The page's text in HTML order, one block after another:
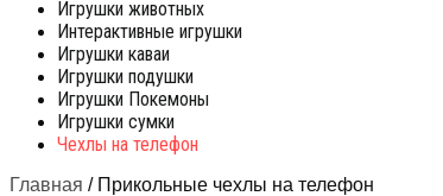
Игрушки животных
Интерактивные игрушки
Игрушки каваи
Игрушки подушки
Игрушки Покемоны
Игрушки сумки
Чехлы на телефон
Главная / Прикольные чехлы на телефон